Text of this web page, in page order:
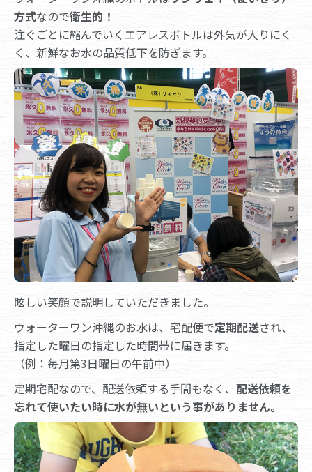
方式なので衛生的！
注ぐごとに縮んでいくエアレスボトルは外気が入りにく
く、新鮮なお水の品質低下を防ぎます。
眩しい笑顔で説明していただきました。
ウォーターワン沖縄のお水は、宅配便で定期配送され、
指定した曜日の指定した時間帯に届きます。
（例：毎月第3日曜日の午前中）
定期宅配なので、配送依頼する手間もなく、 配送依頼を
忘れて使いたい時に水が無いという事がありません。